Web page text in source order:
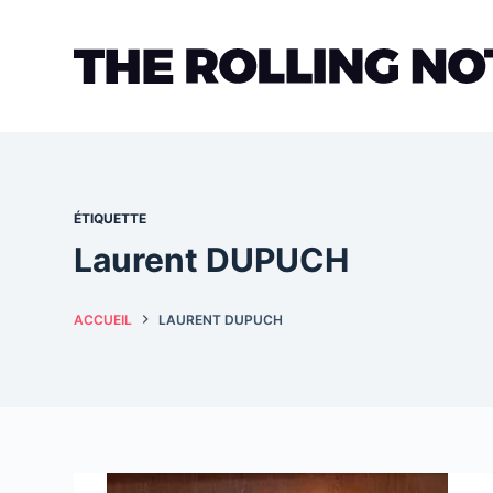
ÉTIQUETTE
Laurent DUPUCH
ACCUEIL LAURENT DUPUCH